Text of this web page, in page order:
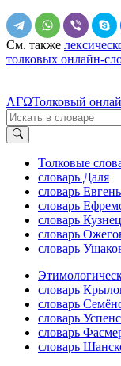
См. также
толковых онлайн-
ΛΓΩТолковый
Толковые
словарь Даля
словарь
словарь
словарь
словарь
словарь
словарь
словарь
словарь
словарь
словарь